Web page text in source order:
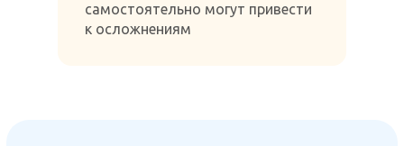
самостоятельно могут привести
к осложнениям